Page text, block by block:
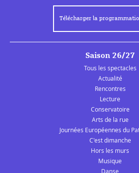
Télécharger la
Saison 26/27
Tous les spectacles
Actualité
Rencontres
Lecture
Conservatoire
Arts de la rue
Journées Européennes du
C'est dimanche
Hors les murs
Musique
Danse